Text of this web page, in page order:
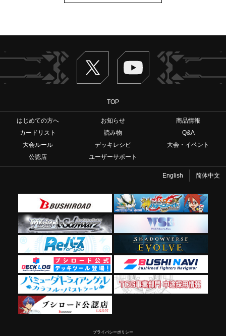
Twitter ヴァンガードch
TOP
はじめての方へ お知らせ
商品情報
カードリスト
読み物
Q&A
大会ルール
デッキレシピ
大会・イベント
公認店
ユーザーサポート
English 简体中文
プライバシーポリシー